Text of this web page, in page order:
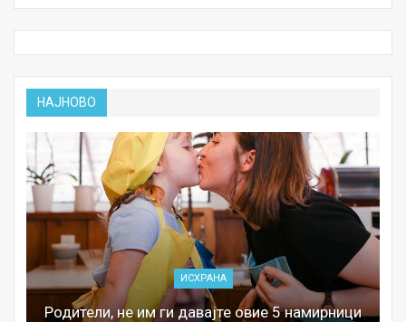
НАЈНОВО
ИСХРАНА
Родители, не им ги давајте овие 5 намирници